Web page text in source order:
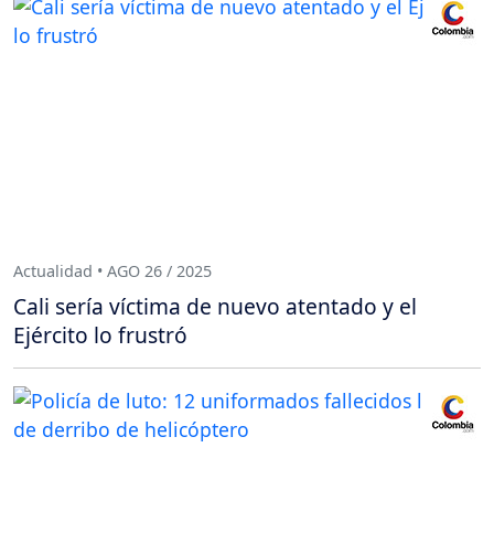
Actualidad • AGO 26 / 2025
Cali sería víctima de nuevo atentado y el
Ejército lo frustró